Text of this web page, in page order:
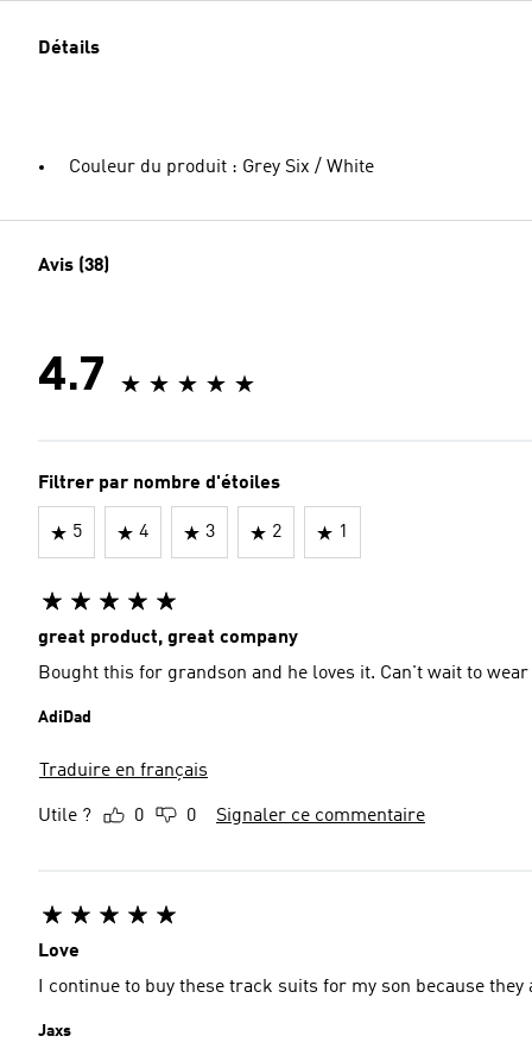
Détails
Couleur du produit : Grey Six / White
Avis (38)
4.7
Filtrer par nombre d'étoiles
5 4 3 2 1
great product, great company
Bought this for grandson and he loves it.
AdiDad
Traduire en français
Utile ? 0 0 Signaler ce commentaire
Love
I continue to buy these track suits for my son because
Jaxs